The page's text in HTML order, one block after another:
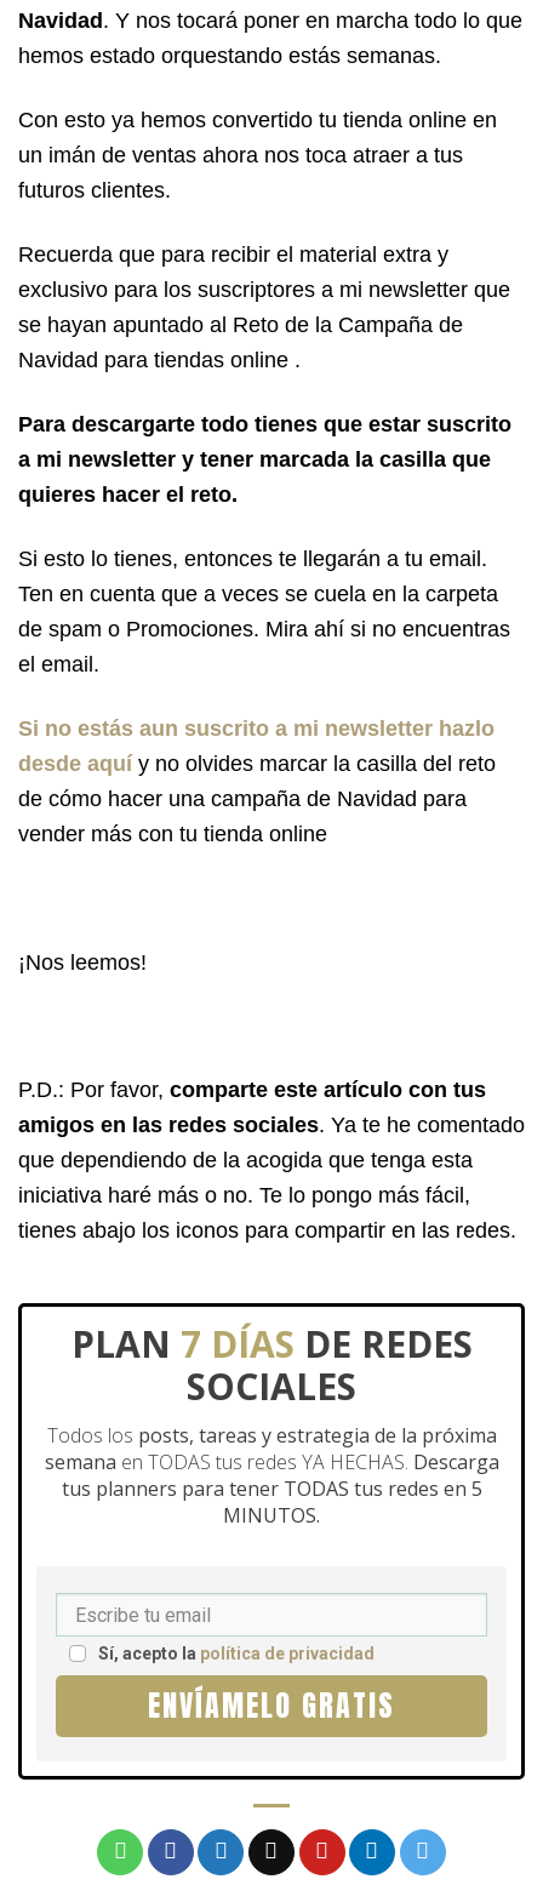
Navidad. Y nos tocará poner en marcha todo lo que
hemos estado orquestando estás semanas.
Con esto ya hemos convertido tu tienda online en
un imán de ventas ahora nos toca atraer a tus
futuros clientes.
Recuerda que para recibir el material extra y
exclusivo para los suscriptores a mi newsletter que
se hayan apuntado al Reto de la Campaña de
Navidad para tiendas online .
Para descargarte todo tienes que estar suscrito
a mi newsletter y tener marcada la casilla que
quieres hacer el reto.
Si esto lo tienes, entonces te llegarán a tu email.
Ten en cuenta que a veces se cuela en la carpeta
de spam o Promociones. Mira ahí si no encuentras
el email.
Si no estás aun suscrito a mi newsletter hazlo
desde aquí y no olvides marcar la casilla del reto
de cómo hacer una campaña de Navidad para
vender más con tu tienda online
¡Nos leemos!
P.D.: Por favor, comparte este artículo con tus
amigos en las redes sociales. Ya te he comentado
que dependiendo de la acogida que tenga esta
iniciativa haré más o no. Te lo pongo más fácil,
tienes abajo los iconos para compartir en las redes.
PLAN 7 DÍAS DE REDES
SOCIALES
Todos los posts, tareas y estrategia de la próxima
semana en TODAS tus redes YA HECHAS. Descarga
tus planners para tener TODAS tus redes en 5
MINUTOS.
Sí, acepto la política de privacidad
ENVÍAMELO GRATIS